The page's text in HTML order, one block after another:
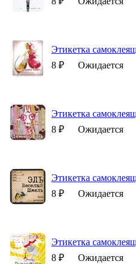
Этикетка
8 ₽
Ожидается
Этикетка
8 ₽
Ожидается
Этикетка
8 ₽
Ожидается
Этикетка
8 ₽
Ожидается